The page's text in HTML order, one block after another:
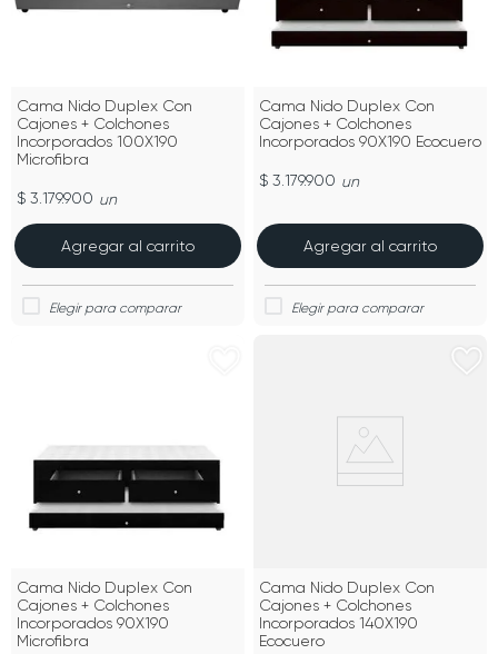
Cama Nido Duplex Con
Cajones + Colchones
Incorporados 100X190
Microfibra
$ 3.179.900 un
Agregar al carrito
Cama Nido Duplex Con
Cajones + Colchones
Incorporados 90X190 Ecocuero
$ 3.179.900 un
Agregar al carrito
Cama Nido Duplex Con
Cajones + Colchones
Incorporados 90X190
Microfibra
Cama Nido Duplex Con
Cajones + Colchones
Incorporados 140X190
Ecocuero